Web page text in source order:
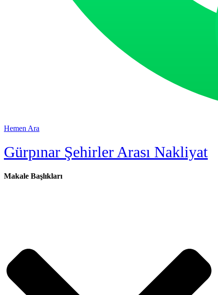
Hemen Ara
Gürpınar Şehirler Arası Nakliyat
Makale Başlıkları